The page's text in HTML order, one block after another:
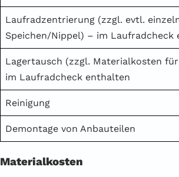
Laufradzentrierung (zzgl. evtl.
Speichen/Nippel) – im Laufradcheck
Lagertausch (zzgl. Materialkosten
im Laufradcheck enthalten
Reinigung
Demontage von Anbauteilen
Materialkosten